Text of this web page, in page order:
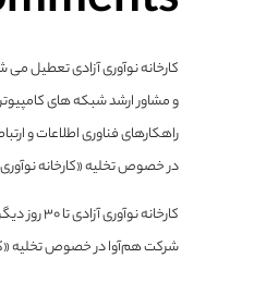
کارخانه نوآوری آزادی تعطیل
و مشاور ارشد شبکه های
راهکارهای فناوری اطلاعات و
در خصوص تخلیه «کارخانه نوآوری
کارخانه نوآوری آزادی تا ۳۰ روز دیگر تعطیل می‌شود
شرکت هم‌آوا در خصوص تخلیه